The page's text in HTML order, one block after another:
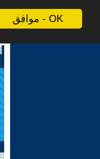
موافق - OK